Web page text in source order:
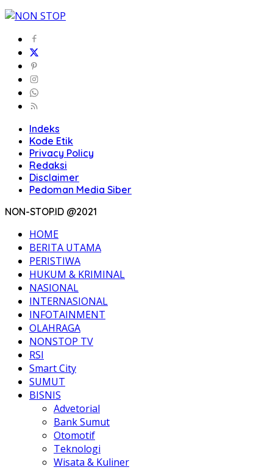
Indeks
Kode Etik
Privacy Policy
Redaksi
Disclaimer
Pedoman Media Siber
NON-STOP.ID @2021
HOME
BERITA UTAMA
PERISTIWA
HUKUM & KRIMINAL
NASIONAL
INTERNASIONAL
INFOTAINMENT
OLAHRAGA
NONSTOP TV
RSI
Smart City
SUMUT
BISNIS
Advetorial
Bank Sumut
Otomotif
Teknologi
Wisata & Kuliner